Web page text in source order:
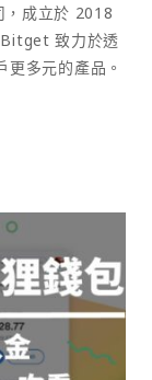
成立於 2018
致力於透
多元的產品。